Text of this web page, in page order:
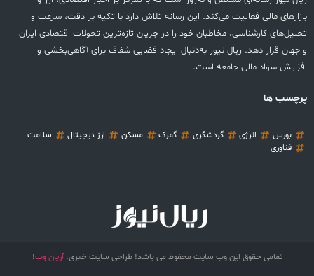
بازارهای مالی فعالیت می‌کند. این رسانه تلاش دارد با تکیه بر دقت، سرعت و
تحلیل‌های کارشناسی، مخاطبان خود را در جریان تازه‌ترین تحولات اقتصادی ایران
و جهان قرار دهد. ریال نیوز به‌دنبال ایجاد فضایی شفاف برای آگاهی‌بخشی و
افزایش سواد مالی جامعه است.
پرچسب ها
بورس انرژی گردشگری گمرک مسکن ارز دیجیتال
سلامت
فناوری
تمامی حقوق این وب سایت محفوظ می باشد! طراحی سایت خبری:آریان وب!